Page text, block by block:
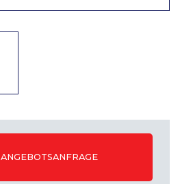
ANGEBOTSANFRAGE